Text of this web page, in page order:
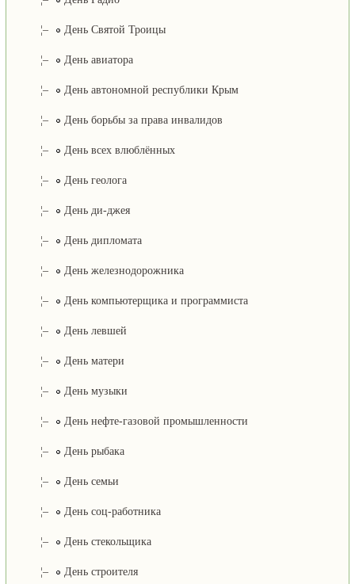
¦– День Святой Троицы
¦– День авиатора
¦– День автономной республики Крым
¦– День борьбы за права инвалидов
¦– День всех влюблённых
¦– День геолога
¦– День ди-джея
¦– День дипломата
¦– День железнодорожника
¦– День компьютерщика и программиста
¦– День левшей
¦– День матери
¦– День музыки
¦– День нефте-газовой промышленности
¦– День рыбака
¦– День семьи
¦– День соц-работника
¦– День стекольщика
¦– День строителя